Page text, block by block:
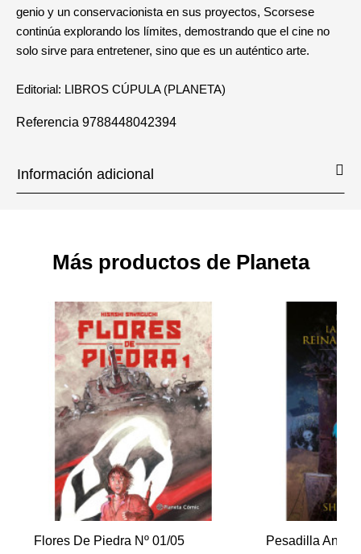
genio y un conservacionista en sus proyectos, Scorsese
continúa explorando los límites, demostrando que el cine no
solo sirve para entretener, sino que es un auténtico arte.
Editorial: LIBROS CÚPULA (PLANETA)
Referencia 9788448042394
Información adicional
Más productos de Planeta
Flores De Piedra Nº 01/05
Pesadilla Antes